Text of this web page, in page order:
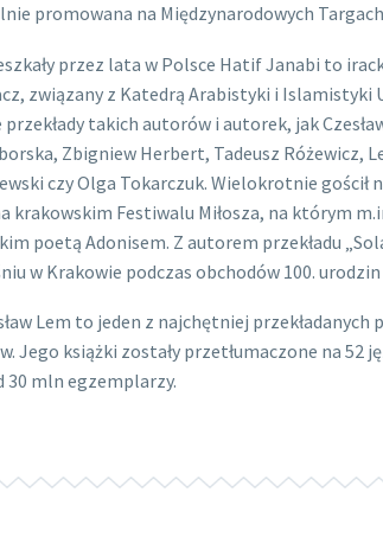
promowana na Międzynarodowych
przez lata w Polsce Hatif Janabi to
związany z Katedrą Arabistyki i Islamistyki
takich autorów i autorek, jak
Zbigniew Herbert, Tadeusz Różewicz,
czy Olga Tokarczuk. Wielokrotnie gościł
krakowskim Festiwalu Miłosza, na którym
poetą Adonisem. Z autorem przekładu
w Krakowie podczas obchodów 100. urodzin
Lem to jeden z najchętniej przekładanych
Jego książki zostały przetłumaczone na 52
30 mln egzemplarzy.